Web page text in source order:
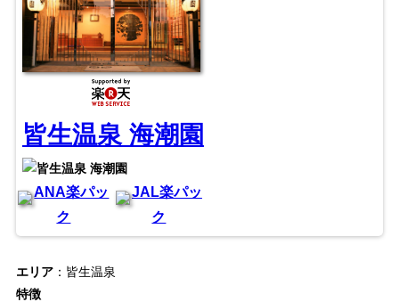
皆生温泉 海潮園
ANA楽パッ
ク
JAL楽パッ
ク
エリア：皆生温泉
特徴